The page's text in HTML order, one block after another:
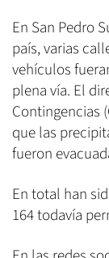
En San Pedro
país, varias
vehículos
plena vía. El
Contingencias
que las
fueron
En total han
164 todavía